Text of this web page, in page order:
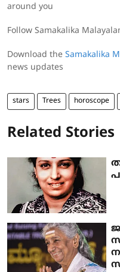
around you
Follow Samakalika
Download the Samakalika
news updates
stars Trees horoscope
Related Stories